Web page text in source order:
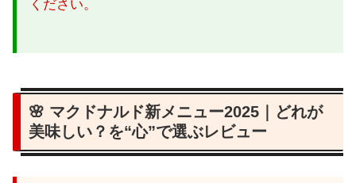
ください。
🌸 マクドナルド新メニュー2025｜どれが
美味しい？を“心”で選ぶレビュー